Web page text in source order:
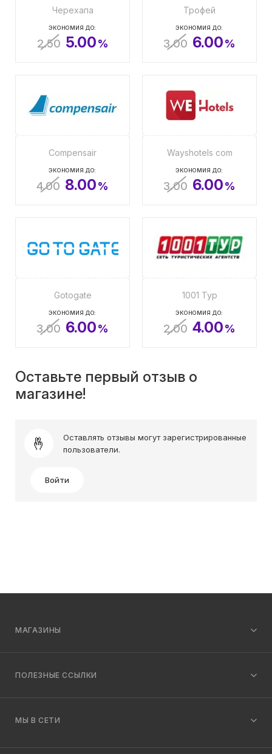
Черехапа
ЭКОНОМИЯ ДО:
2.50 5.00%
Трофей
ЭКОНОМИЯ ДО:
3.00 6.00%
Compensair
ЭКОНОМИЯ ДО:
4.00 8.00%
Wayshotels com
ЭКОНОМИЯ ДО:
3.00 6.00%
Gotogate
ЭКОНОМИЯ ДО:
3.00 6.00%
1001 Тур
ЭКОНОМИЯ ДО:
2.00 4.00%
Оставьте первый отзыв о
магазине!
Оставлять отзывы могут зарегистрированные
пользователи.
Войти
МАГАЗИНЫ
ПОЛЕЗНЫЕ ССЫЛКИ
МЫ В СЕТИ